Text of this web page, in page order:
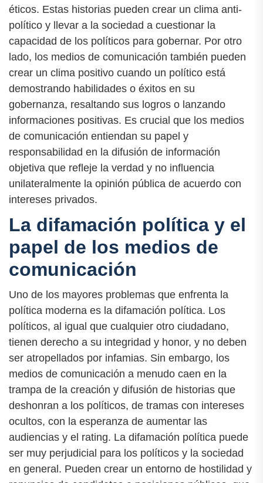
éticos. Estas historias pueden crear un clima anti-
político y llevar a la sociedad a cuestionar la
capacidad de los políticos para gobernar. Por otro
lado, los medios de comunicación también pueden
crear un clima positivo cuando un político está
demostrando habilidades o éxitos en su
gobernanza, resaltando sus logros o lanzando
informaciones positivas. Es crucial que los medios
de comunicación entiendan su papel y
responsabilidad en la difusión de información
objetiva que refleje la verdad y no influencia
unilateralmente la opinión pública de acuerdo con
intereses privados.
La difamación política y el
papel de los medios de
comunicación
Uno de los mayores problemas que enfrenta la
política moderna es la difamación política. Los
políticos, al igual que cualquier otro ciudadano,
tienen derecho a su integridad y honor, y no deben
ser atropellados por infamias. Sin embargo, los
medios de comunicación a menudo caen en la
trampa de la creación y difusión de historias que
deshonran a los políticos, de tramas con intereses
ocultos, con la esperanza de aumentar las
audiencias y el rating. La difamación política puede
ser muy perjudicial para los políticos y la sociedad
en general. Pueden crear un entorno de hostilidad y